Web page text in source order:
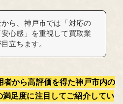
ら、神戸市では「対応の
心感」を重視して買取業
立ちます。
者から高評価を得た神戸市内の
足度に注目してご紹介してい